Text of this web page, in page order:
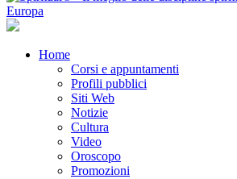
Home
Corsi e appuntamenti
Profili pubblici
Siti Web
Notizie
Cultura
Video
Oroscopo
Promozioni